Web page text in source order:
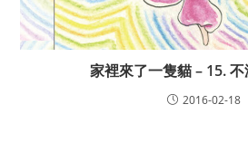
家裡來了一隻貓 – 15.
2016-02-18